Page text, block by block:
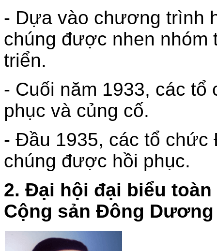
- Dựa vào chương trình
chúng được nhen nhóm
triển.
- Cuối năm 1933, các
phục và củng cố.
- Đầu 1935, các tổ chức
chúng được hồi phục.
2. Đại hội đại biểu
Cộng sản Đông Dương